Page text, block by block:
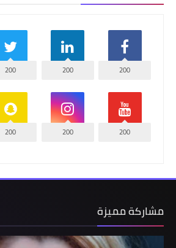
200
200
200
200
200
200
مشاركة مميزة